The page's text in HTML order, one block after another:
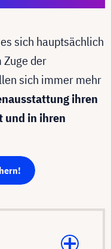
sich hauptsächlich
Zuge der
sich immer mehr
ihren
in ihren